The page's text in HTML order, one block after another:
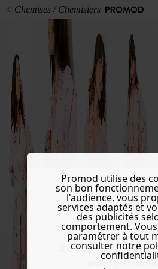
Do you want to be
Chemises / Chemisiers
Promod utilise des
son bon
l'audience, vous
services adaptés et
des publicités
comportement.
paramétrer à tout
consulter notre